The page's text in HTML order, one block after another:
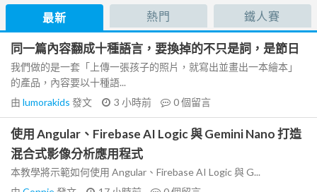
最新 熱門 鐵人賽
同一篇內容翻成十種語言，要換掉的不只是詞，是節日
我們做的是一套「上傳一張孩子的照片，就寫出並畫出一本繪本」
的產品，內容要以十種語...
由 lumorakids 發文 3 小時前 0個留言
使用 Angular、Firebase AI Logic 與 Gemini Nano 打造
混合式影像分析應用程式
本教學將示範如何使用 Angular、Firebase AI Logic 與 G...